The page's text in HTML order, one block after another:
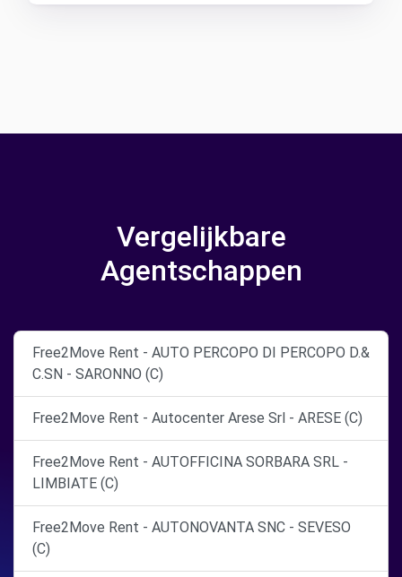
Vergelijkbare
Agentschappen
Free2Move Rent - AUTO PERCOPO DI PERCOPO D.&
C.SN - SARONNO (C)
Free2Move Rent - Autocenter Arese Srl - ARESE (C)
Free2Move Rent - AUTOFFICINA SORBARA SRL -
LIMBIATE (C)
Free2Move Rent - AUTONOVANTA SNC - SEVESO
(C)